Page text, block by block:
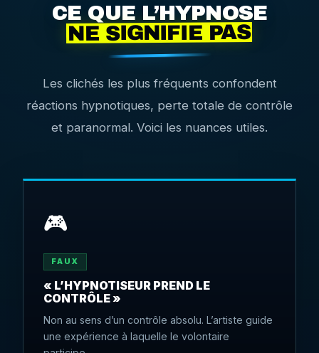
CE QUE L’HYPNOSE
NE SIGNIFIE PAS
Les clichés les plus fréquents confondent
réactions hypnotiques, perte totale de contrôle
et paranormal. Voici les nuances utiles.
🎮
FAUX
« L’HYPNOTISEUR PREND LE
CONTRÔLE »
Non au sens d’un contrôle absolu. L’artiste guide
une expérience à laquelle le volontaire